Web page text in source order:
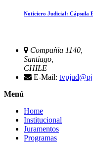
Noticiero Judicial: Cápsula
Compañia 1140,
Santiago,
CHILE
E-Mail:
Menú
Home
Institucional
Juramentos
Programas